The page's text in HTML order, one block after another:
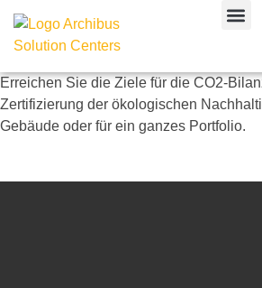
Erreichen Sie die Ziele für die CO2-
Zertifizierung der ökologischen
Gebäude oder für ein ganzes Portfolio.